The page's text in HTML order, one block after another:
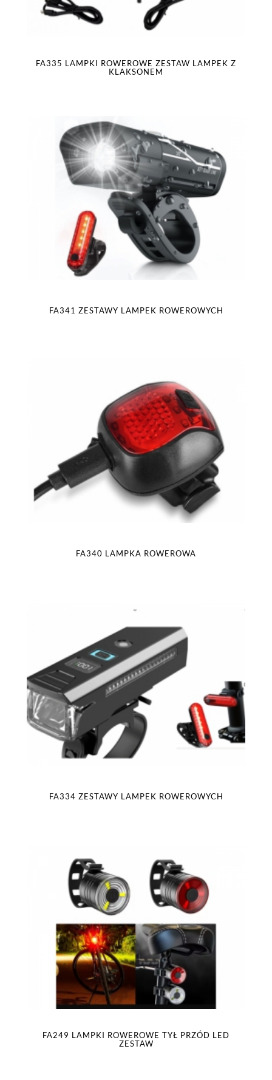
FA335 LAMPKI ROWEROWE ZESTAW LAMPEK Z
KLAKSONEM
FA341 ZESTAWY LAMPEK ROWEROWYCH
FA340 LAMPKA ROWEROWA
FA334 ZESTAWY LAMPEK ROWEROWYCH
FA249 LAMPKI ROWEROWE TYŁ PRZÓD LED
ZESTAW